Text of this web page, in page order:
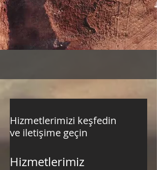
Hizmetlerimizi keşfedin
ve iletişime geçin
Hizmetlerimiz